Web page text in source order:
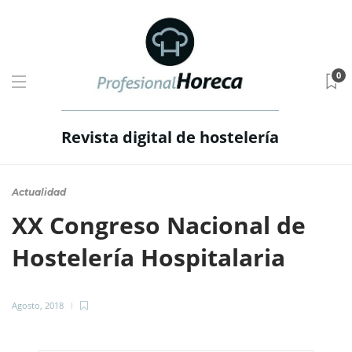
Revista digital de hostelería
0
Actualidad
XX Congreso Nacional de
Hostelería Hospitalaria
Agosto, 2018